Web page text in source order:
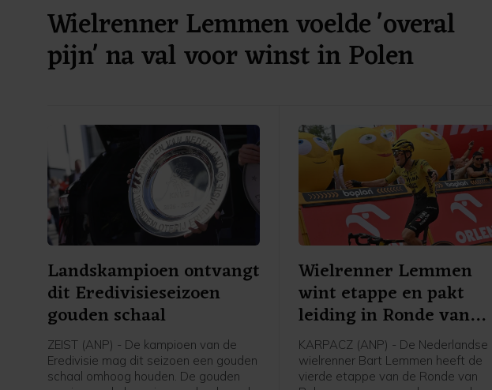
Wielrenner Lemmen voelde 'overal
pijn' na val voor winst in Polen
Landskampioen ontvangt
dit Eredivisieseizoen
gouden schaal
ZEIST (ANP) - De kampioen van de
Eredivisie mag dit seizoen een gouden
schaal omhoog houden. De gouden
Wielrenner Lemmen
wint etappe en pakt
leiding in Ronde van
Polen
KARPACZ (ANP) - De Nederlandse
wielrenner Bart Lemmen heeft de
vierde etappe van de Ronde van